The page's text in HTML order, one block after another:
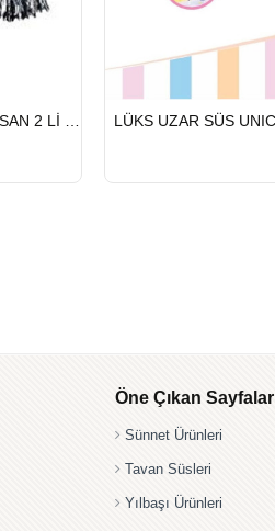
PONPON 23 NİSAN 2 Lİ GÜMÜŞ
HIZLI
GÖNDERİ
Öne Çıkan Sayfalar
Sünnet Ürünleri
Tavan Süsleri
Yılbaşı Ürünleri